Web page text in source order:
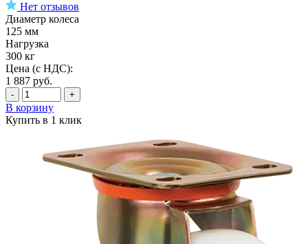
Нет отзывов
Диаметр колеса
125 мм
Нагрузка
300 кг
Цена (с НДС):
1 887 руб.
- +
В корзину
Купить в 1 клик